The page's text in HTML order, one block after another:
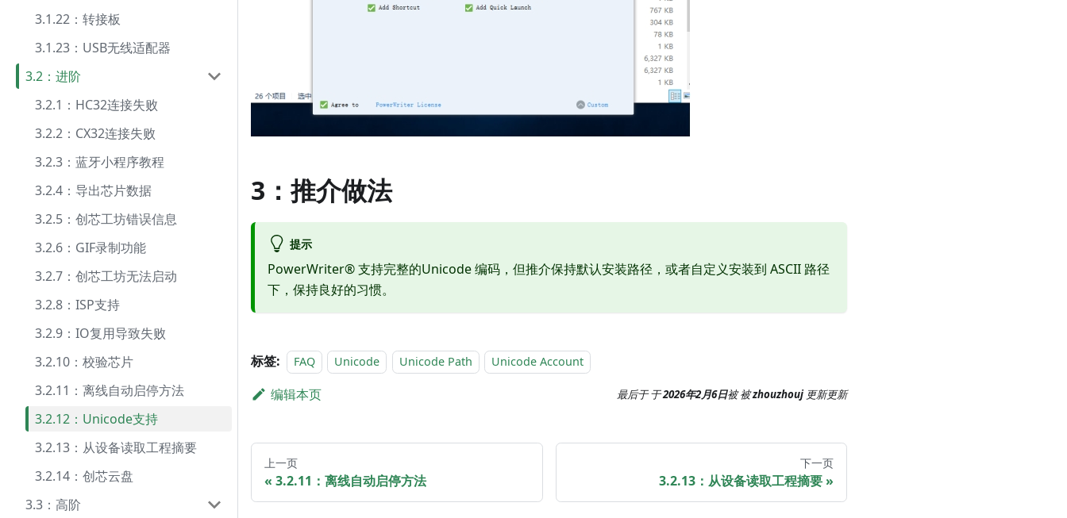
3.1.22：转接板
3.1.23：USB无线适配器
3.2：进阶
3.2.1：HC32连接失败
3.2.2：CX32连接失败
3.2.3：蓝牙小程序教程
3.2.4：导出芯片数据
3.2.5：创芯工坊错误信息
3.2.6：GIF录制功能
3.2.7：创芯工坊无法启动
3.2.8：ISP支持
3.2.9：IO复用导致失败
3.2.10：校验芯片
3.2.11：离线自动启停方法
3.2.12：Unicode支持
3.2.13：从设备读取工程摘要
3.2.14：创芯云盘
3.3：高阶
3：推介做法
提示
PowerWriter® 支持完整的Unicode 编码，但推介保持默认安装路径，或者自定义安装到 ASCII 路径
下，保持良好的习惯。
标签: FAQ Unicode Unicode Path Unicode Account
编辑本页 最后于于2026年2月6日被被zhouzhouj更新更新
上一页
3.2.11：离线自动启停方法
下一页
3.2.13：从设备读取工程摘要